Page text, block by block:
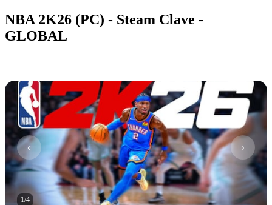
NBA 2K26 (PC) - Steam Clave -
GLOBAL
1/4